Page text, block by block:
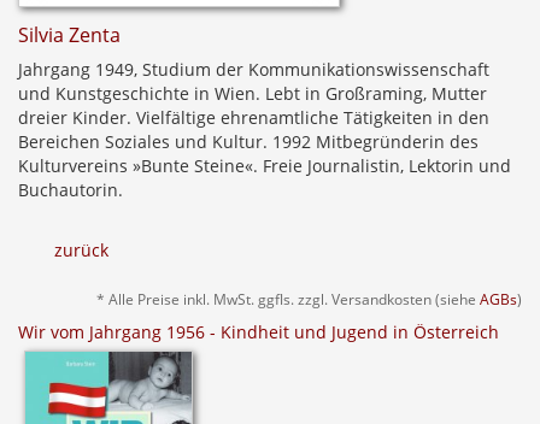
Silvia Zenta
Jahrgang 1949, Studium der Kommunikationswissenschaft
und Kunstgeschichte in Wien. Lebt in Großraming, Mutter
dreier Kinder. Vielfältige ehrenamtliche Tätigkeiten in den
Bereichen Soziales und Kultur. 1992 Mitbegründerin des
Kulturvereins »Bunte Steine«. Freie Journalistin, Lektorin und
Buchautorin.
zurück
* Alle Preise inkl. MwSt. ggfls. zzgl. Versandkosten (siehe AGBs)
Wir vom Jahrgang 1956 - Kindheit und Jugend in Österreich